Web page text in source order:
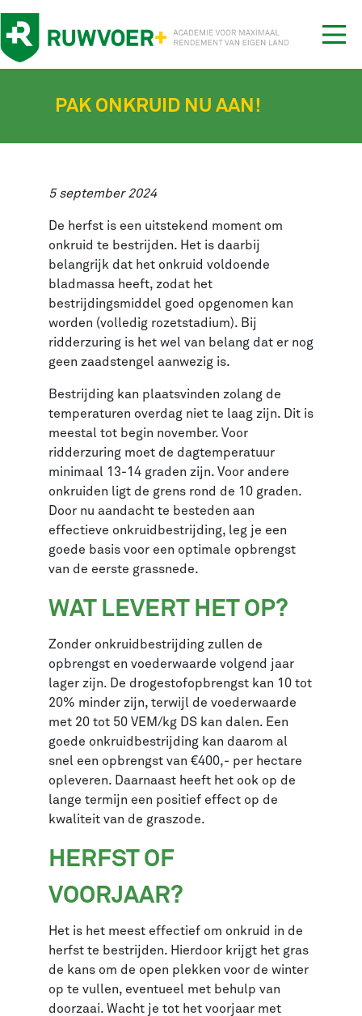
PAK ONKRUID NU AAN!
5 september 2024
De herfst is een uitstekend moment om
onkruid te bestrijden. Het is daarbij
belangrijk dat het onkruid voldoende
bladmassa heeft, zodat het
bestrijdingsmiddel goed opgenomen kan
worden (volledig rozetstadium). Bij
ridderzuring is het wel van belang dat er nog
geen zaadstengel aanwezig is.
Bestrijding kan plaatsvinden zolang de
temperaturen overdag niet te laag zijn. Dit is
meestal tot begin november. Voor
ridderzuring moet de dagtemperatuur
minimaal 13-14 graden zijn. Voor andere
onkruiden ligt de grens rond de 10 graden.
Door nu aandacht te besteden aan
effectieve onkruidbestrijding, leg je een
goede basis voor een optimale opbrengst
van de eerste grassnede.
WAT LEVERT HET OP?
Zonder onkruidbestrijding zullen de
opbrengst en voederwaarde volgend jaar
lager zijn. De drogestofopbrengst kan 10 tot
20% minder zijn, terwijl de voederwaarde
met 20 tot 50 VEM/kg DS kan dalen. Een
goede onkruidbestrijding kan daarom al
snel een opbrengst van €400,- per hectare
opleveren. Daarnaast heeft het ook op de
lange termijn een positief effect op de
kwaliteit van de graszode.
HERFST OF
VOORJAAR?
Het is het meest effectief om onkruid in de
herfst te bestrijden. Hierdoor krijgt het gras
de kans om de open plekken voor de winter
op te vullen, eventueel met behulp van
doorzaai. Wacht je tot het voorjaar met